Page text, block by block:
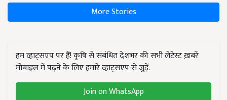
More Stories
हम व्हाट्सएप पर हैं! कृषि से संबंधित देशभर की सभी लेटेस्ट ख़बरें
मोबाइल में पढ़ने के लिए हमारे व्हाट्सएप से जुड़ें.
Join on WhatsApp